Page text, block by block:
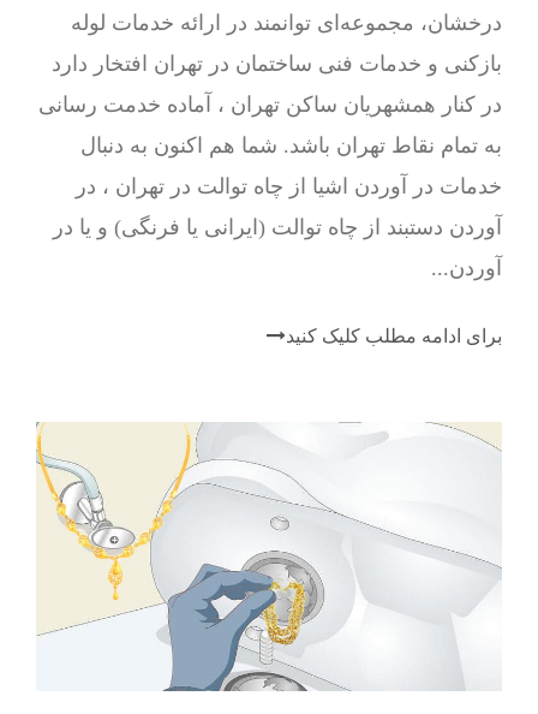
درخشان، مجموعه‌ای توانمند در ارائه خدمات لوله
بازکنی و خدمات فنی ساختمان در تهران افتخار دارد
در کنار همشهریان ساکن تهران ، آماده خدمت رسانی
به تمام نقاط تهران باشد. شما هم اکنون به دنبال
خدمات در آوردن اشیا از چاه توالت در تهران ، در
آوردن دستبند از چاه توالت (ایرانی یا فرنگی) و یا در
آوردن...
برای ادامه مطلب کلیک کنید